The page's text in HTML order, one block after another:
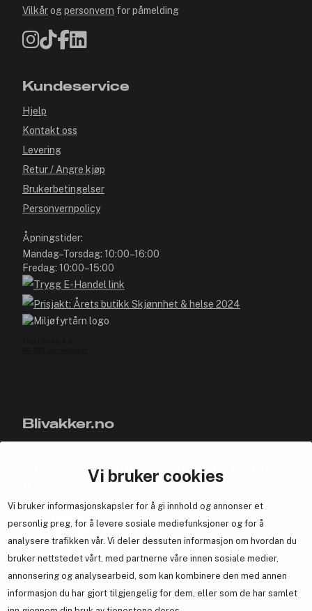
Vi bruker cookies
Vi bruker informasjonskapsler for å gi innhold og annonser et
personlig preg, for å levere sosiale mediefunksjoner og for å
analysere trafikken vår. Vi deler dessuten informasjon om hvordan du
bruker nettstedet vårt, med partnerne våre innen sosiale medier,
annonsering og analysearbeid, som kan kombinere den med annen
informasjon du har gjort tilgjengelig for dem, eller som de har samlet
Vilkårogpersonvern for påmelding
Kundeservice
Hjelp
Kontakt oss
Levering
Retur / Angre kjøp
Brukerbetingelser
Personvernpolicy
Åpningstider:
Mandag–Torsdag: 10:00–16:00
Fredag: 10:00–15:00
Blivakker.no
Bli medlem helt gratis - få poeng og eksklusive rabattkoder.
Samarbeid med oss
En del avBrandsdal Group AS